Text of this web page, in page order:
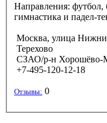
Направления: футбол,
гимнастика и падел-
Москва, улица
Терехово
СЗАО/р-н Хорошёво-
+7-495-120-12-18
Отзывы: 0